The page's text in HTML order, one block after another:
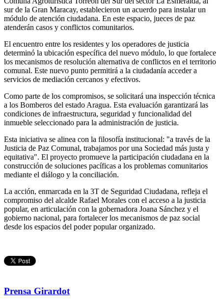
sur de la Gran Maracay, establecieron un acuerdo para instalar un
módulo de atención ciudadana. En este espacio, jueces de paz
atenderán casos y conflictos comunitarios.
El encuentro entre los residentes y los operadores de justicia
determinó la ubicación específica del nuevo módulo, lo que fortalece
los mecanismos de resolución alternativa de conflictos en el territorio
comunal. Este nuevo punto permitirá a la ciudadanía acceder a
servicios de mediación cercanos y efectivos.
Como parte de los compromisos, se solicitará una inspección técnica
a los Bomberos del estado Aragua. Esta evaluación garantizará las
condiciones de infraestructura, seguridad y funcionalidad del
inmueble seleccionado para la administración de justicia.
Esta iniciativa se alinea con la filosofía institucional: "a través de la
Justicia de Paz Comunal, trabajamos por una Sociedad más justa y
equitativa". El proyecto promueve la participación ciudadana en la
construcción de soluciones pacíficas a los problemas comunitarios
mediante el diálogo y la conciliación.
La acción, enmarcada en la 3T de Seguridad Ciudadana, refleja el
compromiso del alcalde Rafael Morales con el acceso a la justicia
popular, en articulación con la gobernadora Joana Sánchez y el
gobierno nacional, para fortalecer los mecanismos de paz social
desde los espacios del poder popular organizado.
Prensa Girardot